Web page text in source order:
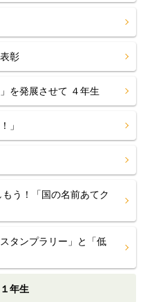
彰
を発展させて ４年生
」
う！「国の名前あてク
タンプラリー」と「低
年生